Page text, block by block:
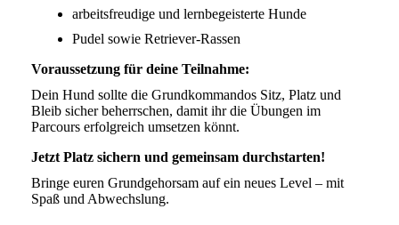
arbeitsfreudige und lernbegeisterte Hunde
Pudel sowie Retriever-Rassen
Voraussetzung für deine Teilnahme:
Dein Hund sollte die Grundkommandos Sitz, Platz und
Bleib sicher beherrschen, damit ihr die Übungen im
Parcours erfolgreich umsetzen könnt.
Jetzt Platz sichern und gemeinsam durchstarten!
Bringe euren Grundgehorsam auf ein neues Level – mit
Spaß und Abwechslung.